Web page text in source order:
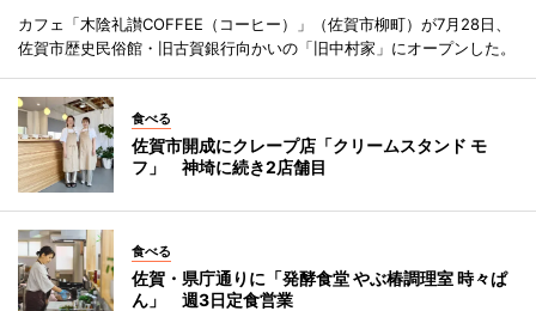
カフェ「木陰礼讃COFFEE（コーヒー）」（佐賀市柳町）が7月28日、
佐賀市歴史民俗館・旧古賀銀行向かいの「旧中村家」にオープンした。
食べる
佐賀市開成にクレープ店「クリームスタンド モ
フ」 神埼に続き2店舗目
食べる
佐賀・県庁通りに「発酵食堂 やぶ椿調理室 時々ぱ
ん」 週3日定食営業